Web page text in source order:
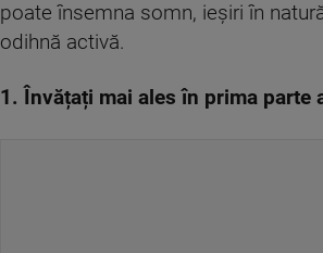
poate însemna somn, ieșiri în
odihnă activă.
1. Învățați mai ales în prima parte